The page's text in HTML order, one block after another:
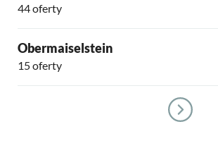
44 oferty
Obermaiselstein
15 oferty